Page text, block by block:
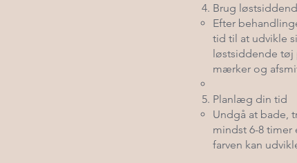
Brug
Efter
tid til at udvikle
løstsiddende tøj
mærker og
Planlæg din tid
Undgå at bade,
mindst 6-8 timer
farven kan